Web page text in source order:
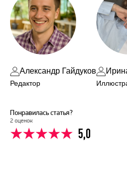
Александр Гайдуков
Редактор
Понравилась статья?
2 оценок
5,0